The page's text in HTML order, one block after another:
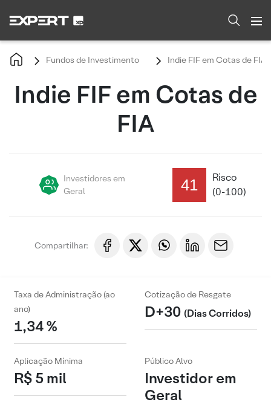
Fundos de Investimento Indie FIF em Cotas de FIA
Indie FIF em Cotas de
FIA
Investidores em
Geral
41
Risco
(0-100)
Compartilhar:
Taxa de Administração (ao
ano)
1,34 %
Cotização de Resgate
D+30 (Dias Corridos)
Aplicação Mínima
R$ 5 mil
Público Alvo
Investidor em
Geral